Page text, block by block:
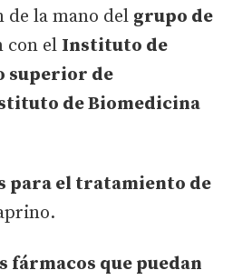
de la mano del grupo de
con el Instituto de
superior de
de Biomedicina
el tratamiento de
fármacos que puedan